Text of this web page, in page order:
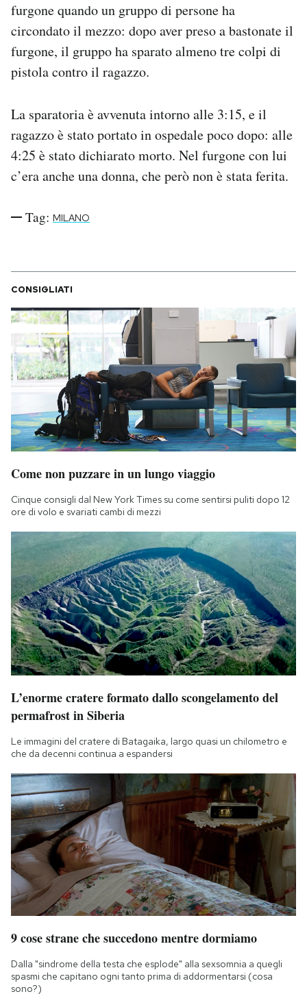
AREA PERSONALE
Area Personale
Newsletter
Hai bisogno di aiuto?
Esci
furgone quando un gruppo di persone ha
circondato il mezzo: dopo aver preso a bastonate il
furgone, il gruppo ha sparato almeno tre colpi di
pistola contro il ragazzo.
La sparatoria è avvenuta intorno alle 3:15, e il
ragazzo è stato portato in ospedale poco dopo: alle
4:25 è stato dichiarato morto. Nel furgone con lui
c’era anche una donna, che però non è stata ferita.
Tag: MILANO
CONSIGLIATI
Come non puzzare in un lungo viaggio
Cinque consigli dal New York Times su come sentirsi puliti dopo 12
ore di volo e svariati cambi di mezzi
L’enorme cratere formato dallo scongelamento del
permafrost in Siberia
Le immagini del cratere di Batagaika, largo quasi un chilometro e
che da decenni continua a espandersi
9 cose strane che succedono mentre dormiamo
Dalla "sindrome della testa che esplode" alla sexsomnia a quegli
spasmi che capitano ogni tanto prima di addormentarsi (cosa
sono?)